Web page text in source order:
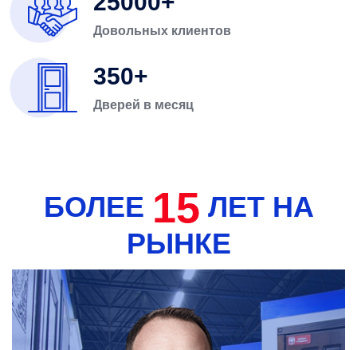
Довольных клиентов
350
Дверей в месяц
БОЛЕЕ 15 ЛЕТ НА
РЫНКЕ